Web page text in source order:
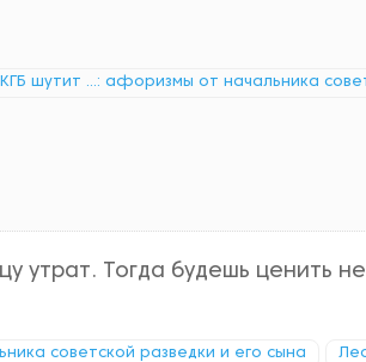
КГБ шутит ...: афоризмы от начальника
утрат. Тогда будешь ценить
советской разведки и его сына